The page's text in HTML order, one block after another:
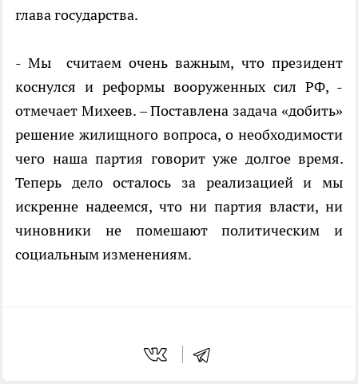
глава государства.
- Мы считаем очень важным, чтопрезидент
коснулся и реформы вооруженных сил РФ, -
отмечает Михеев. –Поставлена задача «добить»
решение жилищного вопроса, о необходимости
чего наша партия говорит уже долгое время.
Теперь дело осталось за реализацией и мы
искренне надеемся, что ни партия власти, ни
чиновники не помешают политическим и
социальным изменениям.